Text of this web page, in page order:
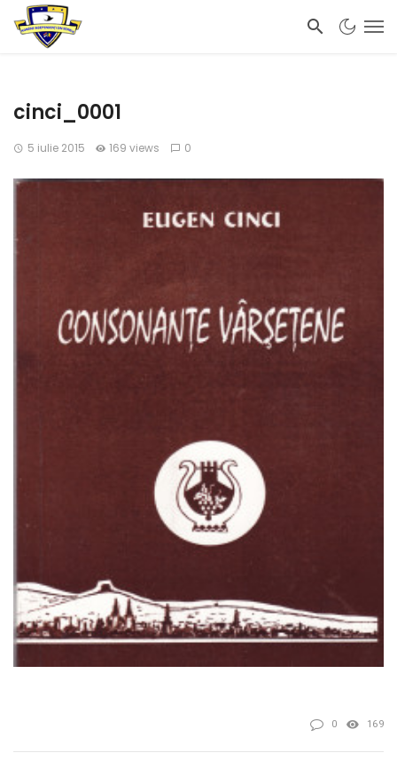
cinci_0001
5 iulie 2015 169 views 0
0 169